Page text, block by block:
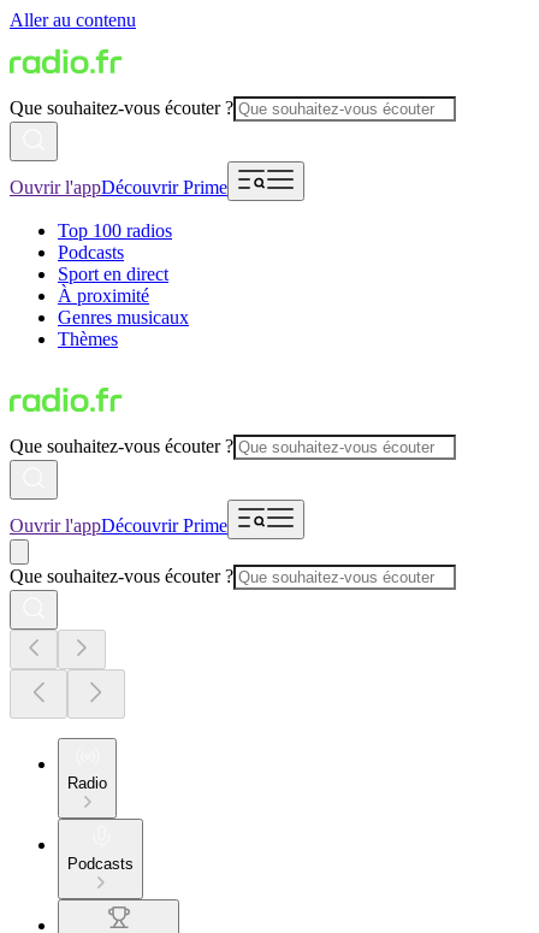
Aller au contenu
Que souhaitez-vous écouter ?
Ouvrir l'appDécouvrir Prime
Top 100 radios
Podcasts
Sport en direct
À proximité
Genres musicaux
Thèmes
Que souhaitez-vous écouter ?
Ouvrir l'appDécouvrir Prime
Que souhaitez-vous écouter ?
Radio
Podcasts